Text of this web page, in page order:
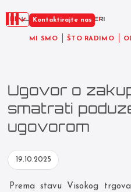
MI SMO ŠTO RADIMO
Kontaktirajte nas
Ugovor o
smatrati
ugovorom
19.10.2025
Prema stavu Visokog